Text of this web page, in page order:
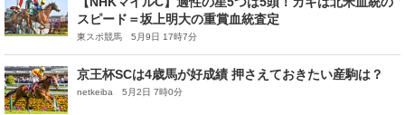
スピード＝坂上明大の重賞血統査定
東スポ競馬 5月9日 17時7分
京王杯SCは4歳馬が好成績 押さえておきたい産駒は？
netkeiba 5月2日 7時0分